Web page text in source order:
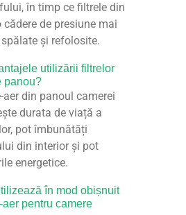
în timp ce filtrele din
cădere de presiune mai
și refolosite.
utilizării filtrelor
panou?
aer din panoul camerei
durata de viață a
pot îmbunătăți
din interior și pot
energetice.
în mod obișnuit
pentru camere